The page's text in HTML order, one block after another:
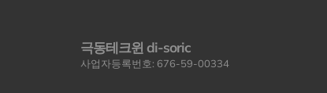
극동테크윈 di-soric
사업자등록번호: 676-59-00334